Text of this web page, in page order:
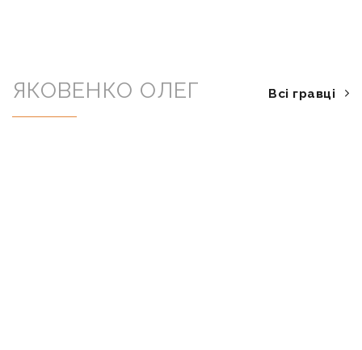
ЯКОВЕНКО ОЛЕГ Всі гравці